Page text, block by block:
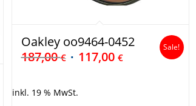
Oakley oo9464-0452
187,00€ 117,00 €
Sale!
inkl. 19 % MwSt.